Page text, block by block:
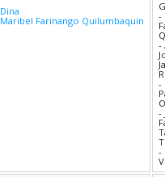
Dina
Maribel Farinango Quilumbaquin
-
-
-
-
-